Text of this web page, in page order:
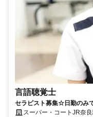
言語聴覚士
セラピスト募集☆日勤のみ
スーパー・コートJR奈